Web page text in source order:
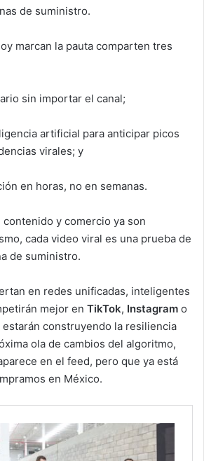
de suministro.
marcan la pauta comparten tres
sin importar el canal;
artificial para anticipar picos
virales; y
en horas, no en semanas.
contenido y comercio ya son
cada video viral es una prueba de
de suministro.
en redes unificadas, inteligentes
mejor en TikTok, Instagram o
estarán construyendo la resiliencia
ola de cambios del algoritmo,
en el feed, pero que ya está
en México.